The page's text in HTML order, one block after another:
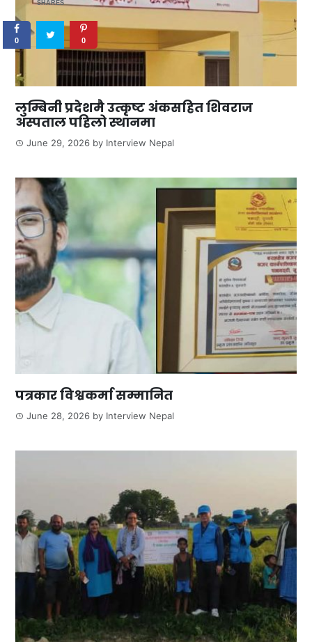
लुम्बिनी प्रदेशमै उत्कृष्ट अंकसहित शिवराज
अस्पताल पहिलो स्थानमा
June 29, 2026 by Interview Nepal
पत्रकार विश्वकर्मा सम्मानित
June 28, 2026 by Interview Nepal
SHARES
0 0